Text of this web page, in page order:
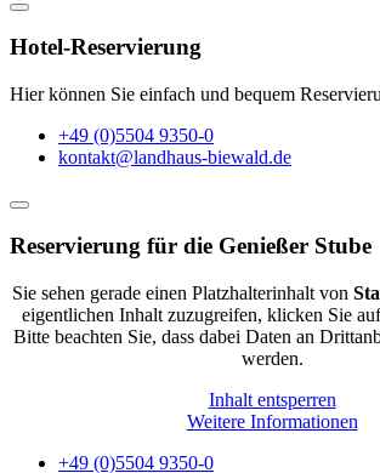
Hotel-Reservierung
Hier können Sie einfach und bequem
+49 (0)5504 9350-0
kontakt@landhaus-biewald.de
Reservierung für die Genießer Stube
Sie sehen gerade einen Platzhalterinhalt von
eigentlichen Inhalt zuzugreifen, klicken Sie
Bitte beachten Sie, dass dabei Daten an
werden.
Inhalt entsperren
Weitere Informationen
+49 (0)5504 9350-0